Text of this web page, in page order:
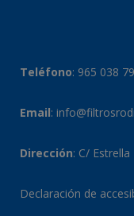
Teléfono: 965 038
Email:
Dirección: C/
Declaración de